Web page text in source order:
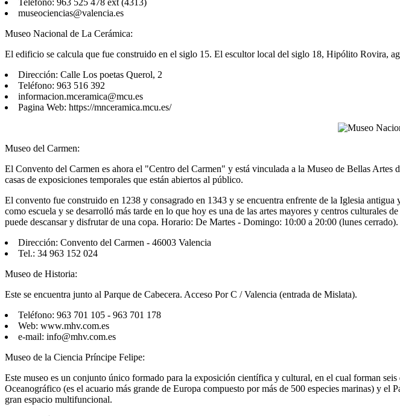
Teléfono: 963 525 478 ext (4313)
museociencias@valencia.es
Museo Nacional de La Cerámica:
El edificio se calcula que fue construido en el siglo 15. El escultor local del siglo 18, Hipólito Rovira,
Dirección: Calle Los poetas Querol, 2
Teléfono: 963 516 392
informacion.mceramica@mcu.es
Pagina Web: https://mnceramica.mcu.es/
Museo del Carmen:
El Convento del Carmen es ahora el "Centro del Carmen" y está vinculada a la Museo de Bellas
casas de exposiciones temporales que están abiertos al público.
El convento fue construido en 1238 y consagrado en 1343 y se encuentra enfrente de la Iglesia
como escuela y se desarrolló más tarde en lo que hoy es una de las artes mayores y centros
puede descansar y disfrutar de una copa. Horario: De Martes - Domingo: 10:00 a 20:00 (lunes cerrado).
Dirección: Convento del Carmen - 46003 Valencia
Tel.: 34 963 152 024
Museo de Historia:
Este se encuentra junto al Parque de Cabecera. Acceso Por C / Valencia (entrada de Mislata).
Teléfono: 963 701 105 - 963 701 178
Web: www.mhv.com.es
e-mail: info@mhv.com.es
Museo de la Ciencia Príncipe Felipe:
Este museo es un conjunto único formado para la exposición científica y cultural, en el cual forman
Oceanográfico (es el acuario más grande de Europa compuesto por más de 500 especies marinas) y
gran espacio multifuncional.